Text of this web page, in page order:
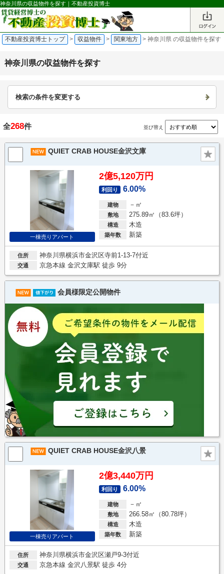
神奈川県の収益物件を探す｜不動産投資博士
不動産投資博士トップ > 収益物件 > 関東地方 > 神奈川県 の収益物件を探す
神奈川県の収益物件を探す
検索の条件を変更する
全268件 並び替え
QUIET CRAB HOUSE金沢文庫
一棟売りアパート
2億5,120万円
利回り 6.00%
建物 －㎡
敷地 275.89㎡（83.6坪）
構造 木造
築年数 新築
住所 神奈川県横浜市金沢区寺前1-13-7付近
交通 京急本線 金沢文庫駅 徒歩 9分
会員様限定公開物件
QUIET CRAB HOUSE金沢八景
一棟売りアパート
2億3,440万円
利回り 6.00%
建物 －㎡
敷地 266.58㎡（80.78坪）
構造 木造
築年数 新築
住所 神奈川県横浜市金沢区瀬戸9-3付近
交通 京急本線 金沢八景駅 徒歩 4分